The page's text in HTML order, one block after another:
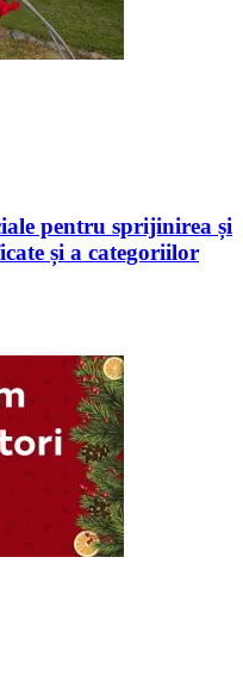
pentru sprijinirea și
și a categoriilor